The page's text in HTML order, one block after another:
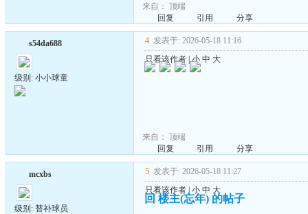
来自： 顶端
回复
引用 分享
s54da688
级别: 小小球童
4 发表于: 2026-05-18 11:16
只看该作者 |小 中 大
来自： 顶端
回复
引用 分享
mcxbs
级别: 替补球员
5 发表于: 2026-05-18 11:27
只看该作者| 小 中 大
回 楼主(忘年) 的帖子